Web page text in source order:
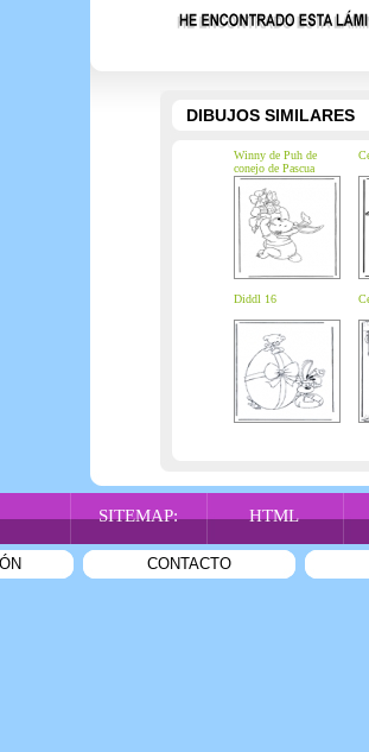
DIBUJOS SIMILARES
Winny de Puh de
conejo de Pascua
Diddl 16
SITEMAP: HTML
CONTACTO